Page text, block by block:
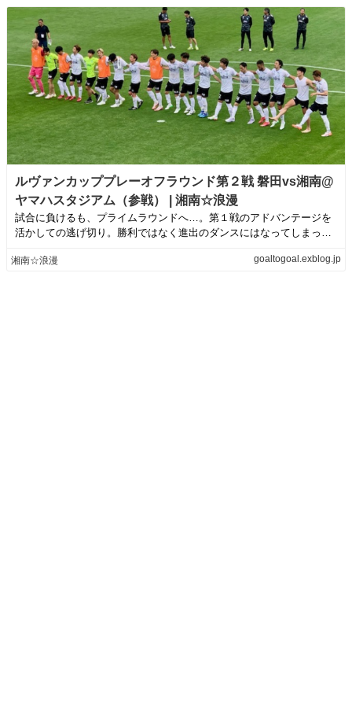
ルヴァンカッププレーオフラウンド第２戦 磐田vs湘南@
ヤマハスタジアム（参戦） | 湘南☆浪漫
試合に負けるも、プライムラウンドへ…。第１戦のアドバンテージを
活かしての逃げ切り。勝利ではなく進出のダンスにはなってしまった
湘南☆浪漫 goaltogoal.exblog.jp